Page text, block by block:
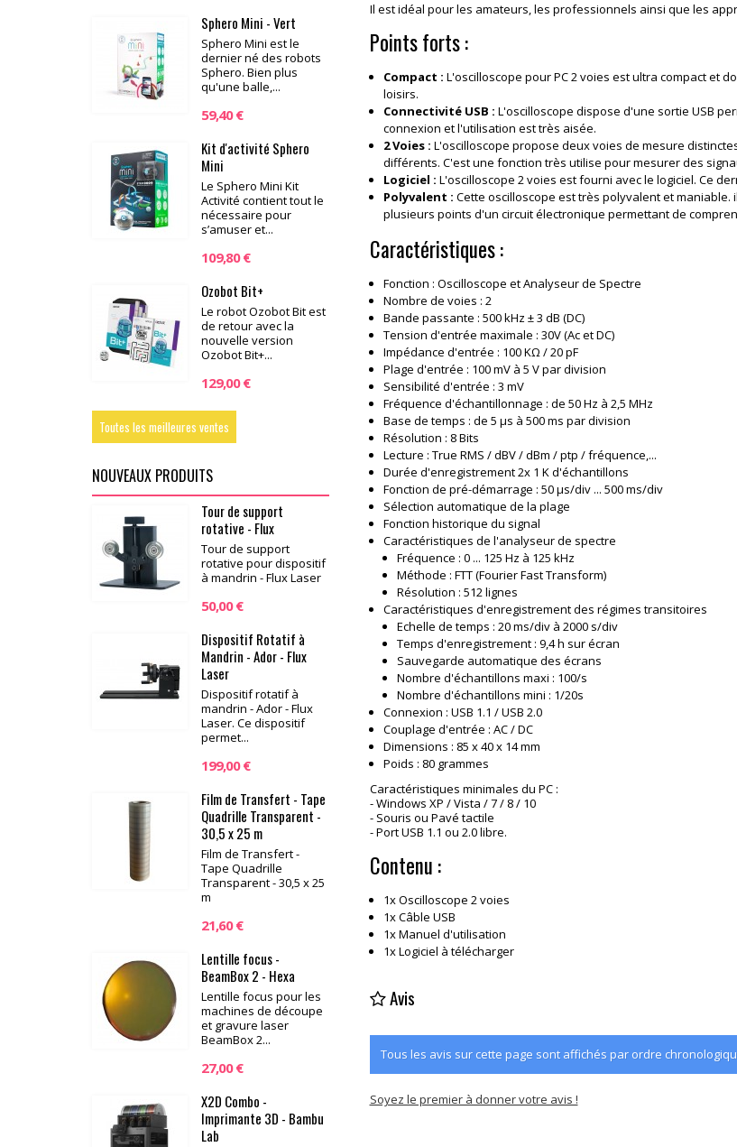
Sphero Mini - Vert
Sphero Mini est le
dernier né des robots
Sphero. Bien plus
qu'une balle,...
59,40 €
Kit d'activité Sphero
Mini
Le Sphero Mini Kit
Activité contient tout le
nécessaire pour
s’amuser et...
109,80 €
Ozobot Bit+
Le robot Ozobot Bit est
de retour avec la
nouvelle version
Ozobot Bit+...
129,00 €
Toutes les meilleures ventes
NOUVEAUX PRODUITS
Tour de support
rotative - Flux
Tour de support
rotative pour dispositif
à mandrin - Flux Laser
50,00 €
Dispositif Rotatif à
Mandrin - Ador - Flux
Laser
Dispositif rotatif à
mandrin - Ador - Flux
Laser. Ce dispositif
permet...
199,00 €
Film de Transfert - Tape
Quadrille Transparent -
30,5 x 25 m
Film de Transfert -
Tape Quadrille
Transparent - 30,5 x 25
m
21,60 €
Lentille focus -
BeamBox 2 - Hexa
Lentille focus pour les
machines de découpe
et gravure laser
BeamBox 2...
27,00 €
X2D Combo -
Imprimante 3D - Bambu
Lab
Il est idéal pour les amateurs, les professionnels ainsi que les
Points forts :
Compact : L'oscilloscope pour PC 2 voies est ultra compact et
loisirs.
Connectivité USB : L'oscilloscope dispose d'une sortie USB
connexion et l'utilisation est très aisée.
2 Voies : L'oscilloscope propose deux voies de mesure
différents. C'est une fonction très utilise pour mesurer des
Logiciel : L'oscilloscope 2 voies est fourni avec le logiciel. Ce
Polyvalent : Cette oscilloscope est très polyvalent et
plusieurs points d'un circuit électronique permettant de
Caractéristiques :
Fonction : Oscilloscope et Analyseur de Spectre
Nombre de voies : 2
Bande passante : 500 kHz ±3 dB (DC)
Tension d'entrée maximale : 30V (Ac et DC)
Impédance d'entrée : 100 KΩ/ 20 pF
Plage d'entrée : 100 mV à 5 V par division
Sensibilité d'entrée : 3 mV
Fréquence d'échantillonnage : de 50 Hz à 2,5 MHz
Base de temps : de 5 µs à 500 ms par division
Résolution : 8 Bits
Lecture : True RMS / dBV / dBm / ptp / fréquence,...
Durée d'enregistrement 2x 1 K d'échantillons
Fonction de pré-démarrage : 50 µs/div ... 500 ms/div
Sélection automatique de la plage
Fonction historique du signal
Caractéristiques de l'analyseur de spectre
Fréquence : 0 ... 125 Hz à 125 kHz
Méthode : FTT (Fourier Fast Transform)
Résolution : 512 lignes
Caractéristiques d'enregistrement des régimes transitoires
Echelle de temps : 20 ms/div à 2000 s/div
Temps d'enregistrement : 9,4 h sur écran
Sauvegarde automatique des écrans
Nombre d'échantillons maxi : 100/s
Nombre d'échantillons mini : 1/20s
Connexion : USB 1.1 / USB 2.0
Couplage d'entrée : AC / DC
Dimensions : 85 x 40 x 14 mm
Poids : 80 grammes
Caractéristiques minimales du PC :
- Windows XP / Vista / 7 / 8 / 10
- Souris ou Pavé tactile
- Port USB 1.1 ou 2.0 libre.
Contenu :
1x Oscilloscope 2 voies
1x Câble USB
1x Manuel d'utilisation
1x Logiciel à télécharger
Avis
Tous les avis sur cette page sont affichés par ordre
Soyez le premier à donner votre avis !